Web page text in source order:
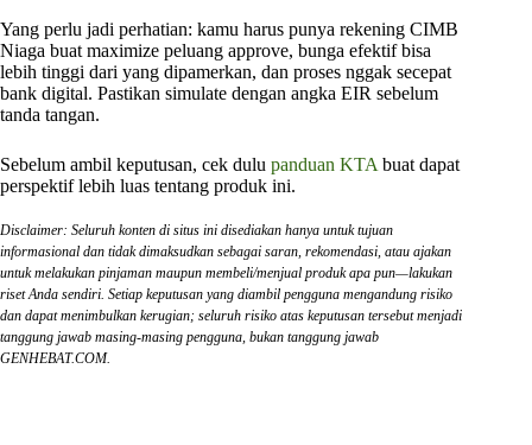
Yang perlu jadi perhatian: kamu harus punya rekening CIMB
Niaga buat maximize peluang approve, bunga efektif bisa
lebih tinggi dari yang dipamerkan, dan proses nggak secepat
bank digital. Pastikan simulate dengan angka EIR sebelum
tanda tangan.
Sebelum ambil keputusan, cek dulu panduan KTA buat dapat
perspektif lebih luas tentang produk ini.
Disclaimer: Seluruh konten di situs ini disediakan hanya untuk tujuan
informasional dan tidak dimaksudkan sebagai saran, rekomendasi, atau ajakan
untuk melakukan pinjaman maupun membeli/menjual produk apa pun—lakukan
riset Anda sendiri. Setiap keputusan yang diambil pengguna mengandung risiko
dan dapat menimbulkan kerugian; seluruh risiko atas keputusan tersebut menjadi
tanggung jawab masing-masing pengguna, bukan tanggung jawab
GENHEBAT.COM.